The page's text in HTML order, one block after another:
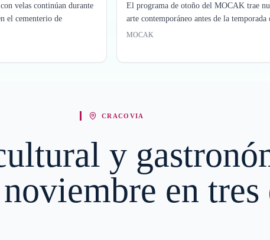
velas continúan durante
el cementerio de
El programa de otoño del MOCAK trae
arte contemporáneo antes de la
MOCAK
CRACOVIA
y
en tres